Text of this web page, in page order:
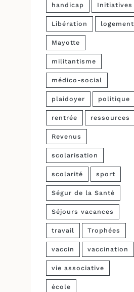
handicap Initiatives
Libération logement
Mayotte
militantisme
médico-social
plaidoyer politique
rentrée ressources
Revenus
scolarisation
scolarité sport
Ségur de la Santé
Séjours vacances
travail Trophées
vaccin vaccination
vie associative
école